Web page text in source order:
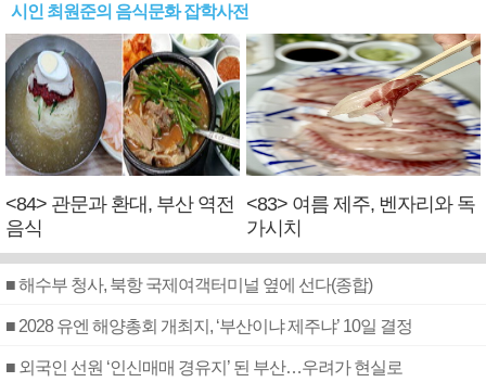
시인 최원준의 음식문화 잡학사전
<84> 관문과 환대, 부산 역전
음식
<83> 여름 제주, 벤자리와 독
가시치
■ 해수부 청사, 북항 국제여객터미널 옆에 선다(종합)
■ 2028 유엔 해양총회 개최지, ‘부산이냐 제주냐’ 10일 결정
■ 외국인 선원 ‘인신매매 경유지’ 된 부산…우려가 현실로